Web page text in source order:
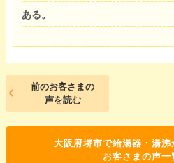
ある。
前のお客さまの
声を読む
大阪府堺市で給湯器・湯沸
お客さまの声一